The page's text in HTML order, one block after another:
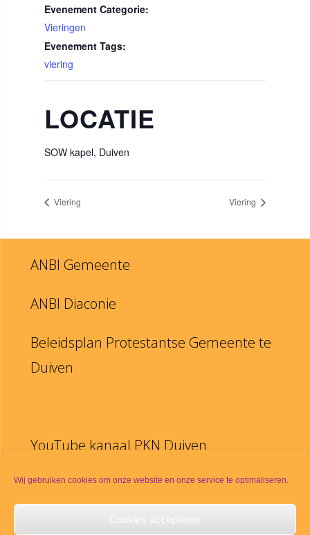
Wij gebruiken cookies om onze website en onze service te optimaliseren.
Cookies accepteren
Evenement Categorie:
Vieringen
Evenement Tags:
viering
LOCATIE
SOW kapel, Duiven
Viering Viering
ANBI Gemeente
ANBI Diaconie
Beleidsplan Protestantse Gemeente te
Duiven
YouTube kanaal PKN Duiven
Disclaimer